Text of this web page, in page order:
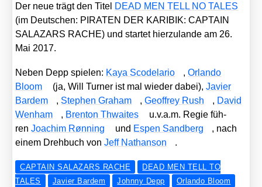
Der neue trägt den Titel DEAD MEN TELL NO TALES
(im Deut­schen: PIRATEN DER KARIBIK: CAPTAIN
SALAZARS RACHE) und star­tet hier­zu­lan­de am 26.
Mai 2017.
Neben Depp spie­len: Kaya Scodel­ario ,Orlan­do
Bloom
(ja, Will Tur­ner ist mal wie­der dabei),Javier
Bar­dem
, Ste­phen Gra­ham ,Geoffrey Rush , David
Wen­ham
, Bren­ton Thwai­tes
u.v.a.m. Regie füh­
renJoa­chim Røn­ning und Espen Sand­berg
, nach
einem Dreh­buch vonJeff Nathan­son .
CAPTAIN SALAZARS RACHE
DEAD MEN TELL TO
TALES
Javier Bardem Johnny Depp
Orlando Bloom